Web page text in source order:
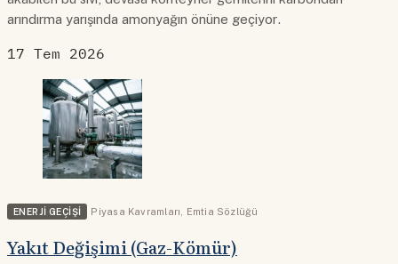
arındırma yarışında amonyağın önüne geçiyor.
17 Tem 2026
ENERJI GEÇIŞI Piyasa Kavramları Emtia Sözlüğü
Yakıt Değişimi (Gaz-Kömür)